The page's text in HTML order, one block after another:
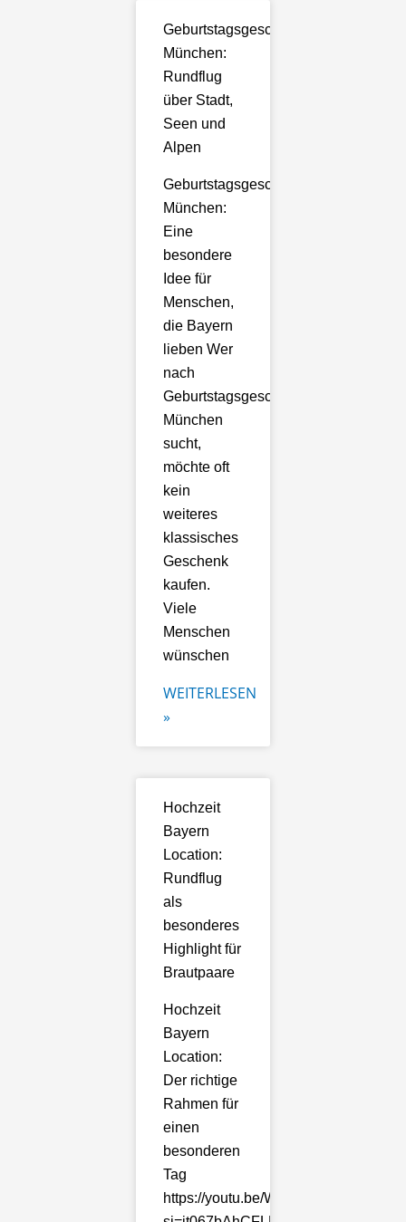
Geburtstagsgeschenk
München:
Rundflug
über Stadt,
Seen und
Alpen
Geburtstagsgeschenk
München:
Eine
besondere
Idee für
Menschen,
die Bayern
lieben Wer
nach
Geburtstagsgeschenk
München
sucht,
möchte oft
kein
weiteres
klassisches
Geschenk
kaufen.
Viele
Menschen
wünschen
WEITERLESEN
»
Hochzeit
Bayern
Location:
Rundflug
als
besonderes
Highlight für
Brautpaare
Hochzeit
Bayern
Location:
Der richtige
Rahmen für
einen
besonderen
Tag
https://youtu.be/Whp5ledx700?